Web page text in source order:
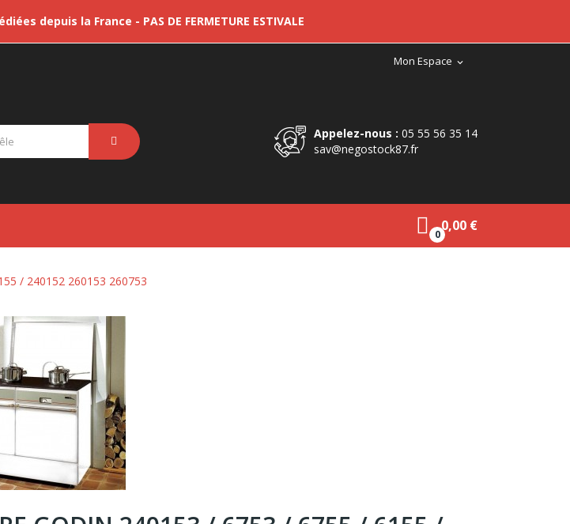
depuis la France - PAS DE FERMETURE ESTIVALE
Mon Espace expand_more
0
0,00 €
Appelez-nous : 05 55 56 35 14
sav@negostock87.fr
/ 240152 260153 260753